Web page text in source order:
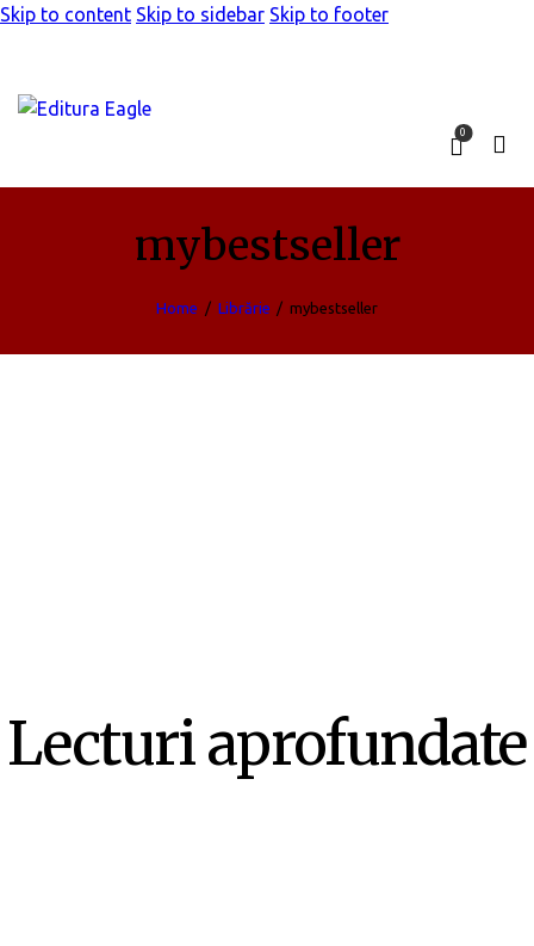
Skip to content Skip to sidebar Skip to footer
0
mybestseller
Home Librărie mybestseller
Lecturi aprofundate